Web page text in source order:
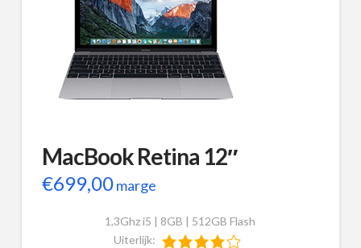
MacBook Retina 12″
€699,00marge
1,3Ghz i5 | 8GB | 512GB Flash
Uiterlijk: